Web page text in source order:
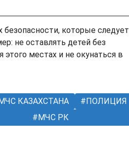
которые следует
не оставлять детей без
этого местах и не окунаться в
КАЗАХСТАНА
ПОЛИЦИЯ
МЧС РК